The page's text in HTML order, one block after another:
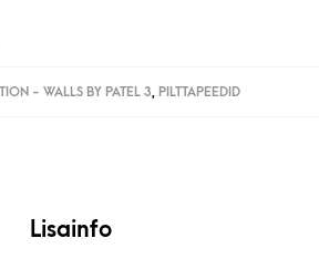
- WALLS BY PATEL 3, PILTTAPEEDID
Lisainfo